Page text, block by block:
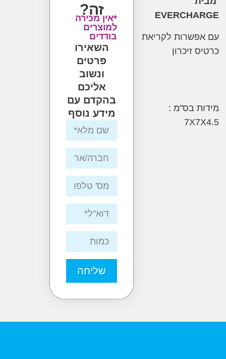
לקריאת
זיכרון
בס"מ :
*אין מכירה
למוצרים
בודדים
השאירו
פרטים
אליכם
בהקדם עם
מידע נוסף
שליחה